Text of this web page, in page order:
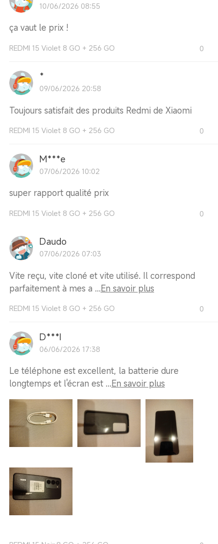
10/06/2026 08:55
ça vaut le prix !
REDMI 15 Violet 8 GO + 256 GO 0
*
09/06/2026 20:58
Toujours satisfait des produits Redmi de Xiaomi
REDMI 15 Violet 8 GO + 256 GO 0
M***e
07/06/2026 10:02
super rapport qualité prix
REDMI 15 Violet 8 GO + 256 GO 0
Daudo
07/06/2026 07:03
Vite reçu, vite cloné et vite utilisé. Il correspond
parfaitement à mes a ...En savoir plus
REDMI 15 Violet 8 GO + 256 GO 0
D***I
06/06/2026 17:38
Le téléphone est excellent, la batterie dure
longtemps et l'écran est ...En savoir plus